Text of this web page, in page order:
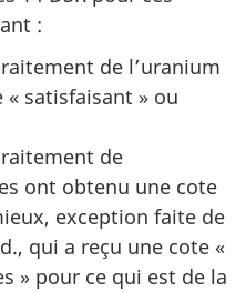
:
de l’uranium
satisfaisant » ou
de
ont obtenu une cote
exception faite de
qui a reçu une cote «
» pour ce qui est de la